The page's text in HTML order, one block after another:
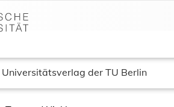
Universitätsverlag der TU Berlin